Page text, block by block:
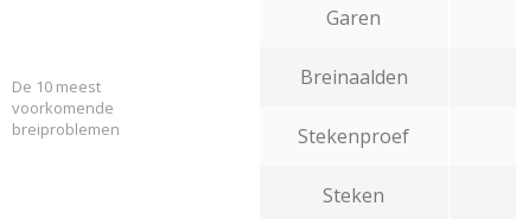
Garen
Breinaalden
Stekenproef
Steken
De 10 meest
voorkomende
breiproblemen